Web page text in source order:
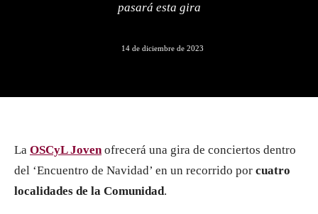
pasará esta gira
14 de diciembre de 2023
La OSCyL Jovenofrecerá una gira de conciertos dentro
del ‘Encuentro de Navidad’ en un recorrido por cuatro
localidades de la Comunidad.